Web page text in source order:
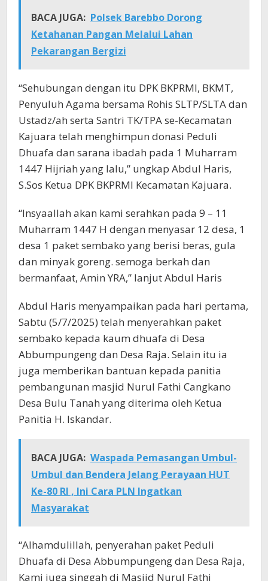
BACA JUGA: Polsek Barebbo Dorong
Ketahanan Pangan Melalui Lahan
Pekarangan Bergizi
“Sehubungan dengan itu DPK BKPRMI, BKMT,
Penyuluh Agama bersama Rohis SLTP/SLTA dan
Ustadz/ah serta Santri TK/TPA se-Kecamatan
Kajuara telah menghimpun donasi Peduli
Dhuafa dan sarana ibadah pada 1 Muharram
1447 Hijriah yang lalu,” ungkap Abdul Haris,
S.Sos Ketua DPK BKPRMI Kecamatan Kajuara.
“Insyaallah akan kami serahkan pada 9 – 11
Muharram 1447 H dengan menyasar 12 desa, 1
desa 1 paket sembako yang berisi beras, gula
dan minyak goreng. semoga berkah dan
bermanfaat, Amin YRA,” lanjut Abdul Haris
Abdul Haris menyampaikan pada hari pertama,
Sabtu (5/7/2025) telah menyerahkan paket
sembako kepada kaum dhuafa di Desa
Abbumpungeng dan Desa Raja. Selain itu ia
juga memberikan bantuan kepada panitia
pembangunan masjid Nurul Fathi Cangkano
Desa Bulu Tanah yang diterima oleh Ketua
Panitia H. Iskandar.
BACA JUGA: Waspada Pemasangan Umbul-
Umbul dan Bendera Jelang Perayaan HUT
Ke-80 RI , Ini Cara PLN Ingatkan
Masyarakat
“Alhamdulillah, penyerahan paket Peduli
Dhuafa di Desa Abbumpungeng dan Desa Raja,
Kami juga singgah di Masjid Nurul Fathi